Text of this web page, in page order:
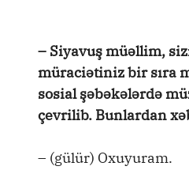
– Siyavuş müəllim,
müraciətiniz bir sıra
sosial şəbəkələrdə
çevrilib. Bunlardan
– (gülür) Oxuyuram.